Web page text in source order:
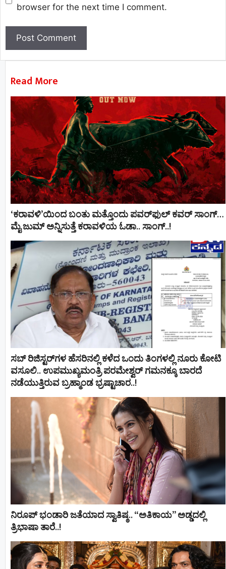
browser for the next time I comment.
Read More
‘ಕರಾವಳಿ’ಯಿಂದ ಬಂತು ಮತ್ತೊಂದು ಪವರ್‌ಫುಲ್ ಕವರ್ ಸಾಂಗ್…
ಮೈ ಜುಮ್ ಅನ್ನಿಸುತ್ತೆ ಕರಾವಳಿಯ ಓಡಾ.. ಸಾಂಗ್‌..!
ಸಬ್ ರಿಜಿಸ್ಟರ್​ಗಳ ಹೆಸರಿನಲ್ಲಿ ಕಳೆದ ಒಂದು ತಿಂಗಳಲ್ಲಿ ನೂರು ಕೋಟಿ
ವಸೂಲಿ.. ಉಪಮುಖ್ಯಮಂತ್ರಿ ಪರಮೇಶ್ವರ್​ ಗಮನಕ್ಕೂ ಬಾರದೆ
ನಡೆಯುತ್ತಿರುವ ಬ್ರಹ್ಮಾಂಡ ಭ್ರಷ್ಟಾಚಾರ..!
ನಿರೂಪ್ ಭಂಡಾರಿ ಜತೆಯಾದ ಸ್ವಾತಿಷ್ಠ.. “ಅತಿಕಾಯ” ಅಡ್ಡದಲ್ಲಿ
ತ್ರಿಭಾಷಾ ತಾರೆ..!